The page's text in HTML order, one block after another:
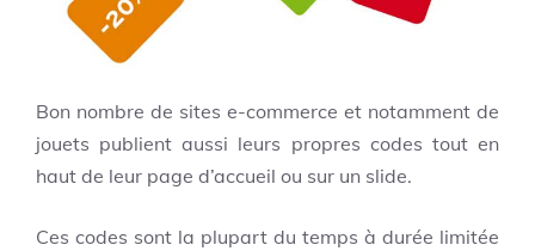
Bon nombre de sites e-commerce et notamment de
jouets publient aussi leurs propres codes tout en
haut de leur page d’accueil ou sur un slide.
Ces codes sont la plupart du temps à durée limitée